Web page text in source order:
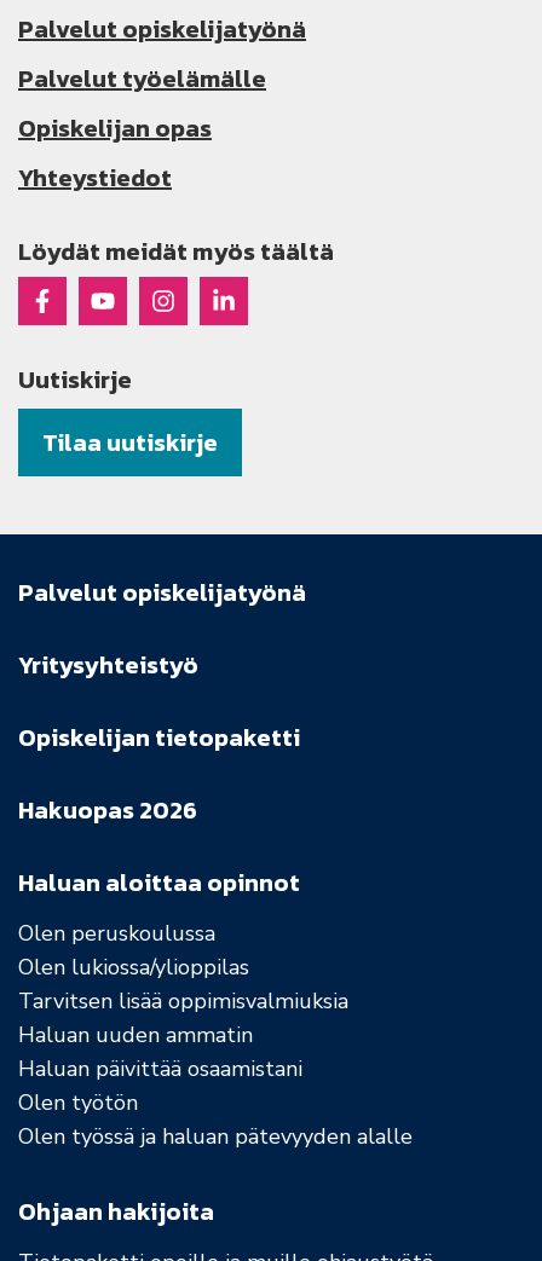
Palvelut opiskelijatyönä
Palvelut työelämälle
Opiskelijan opas
Yhteystiedot
Löydät meidät myös täältä
Raseko Facebookissa
Raseko Youtubessa
Raseko Instagramissa
Raseko Linkedinissä
Uutiskirje
Tilaa uutiskirje
Haluan aloittaa opinnot
Olen peruskoulussa
Olen lukiossa/ylioppilas
Tarvitsen lisää oppimisvalmiuksia
Haluan uuden ammatin
Haluan päivittää osaamistani
Olen työtön
Olen työssä ja haluan pätevyyden alalle
Ohjaan hakijoita
Palvelut opiskelijatyönä
Yritysyhteistyö
Opiskelijan tietopaketti
Hakuopas 2026